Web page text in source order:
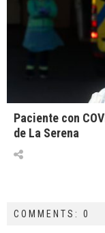
Paciente con
de La Serena
COMMENTS: 0